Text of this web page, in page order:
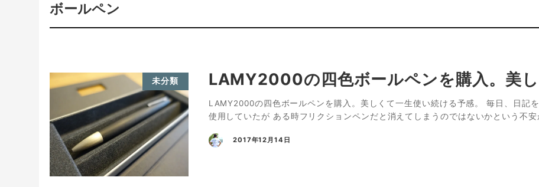
ボールペン
未分類 LAMY2000の四色ボールペンを購入。美し
LAMY2000の四色ボールペンを購入。美しくて一生使い続ける予感。 毎日、日記
使用していたが ある時フリクションペンだと消えてしまうのではないかという不
2017年12月14日